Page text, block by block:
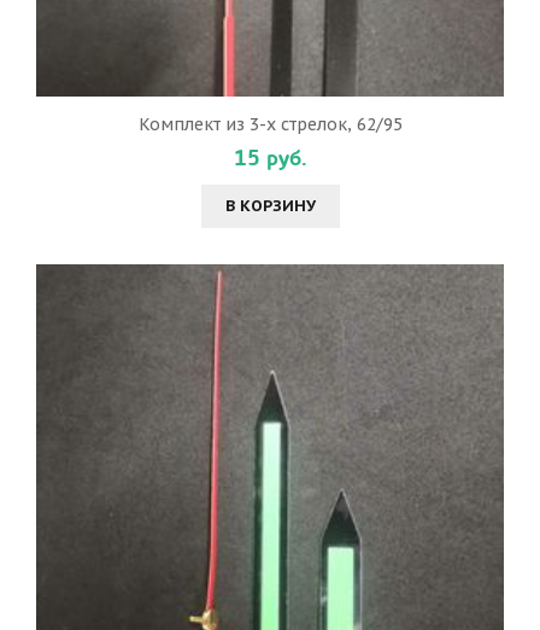
Комплект из 3-х стрелок, 62/95
15 руб.
В КОРЗИНУ